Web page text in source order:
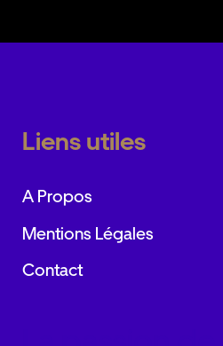
Liens utiles
A Propos
Mentions Légales
Contact